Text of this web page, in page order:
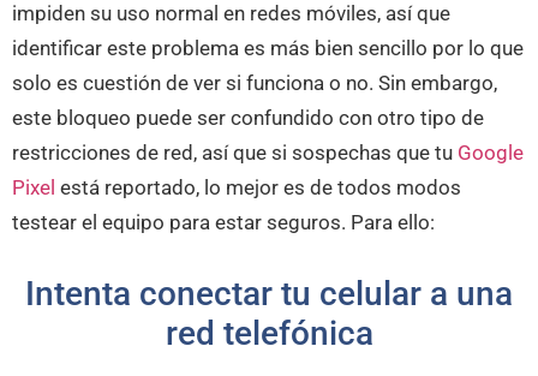
impiden su uso normal en redes móviles, así que
identificar este problema es más bien sencillo por lo que
solo es cuestión de ver si funciona o no. Sin embargo,
este bloqueo puede ser confundido con otro tipo de
restricciones de red, así que si sospechas que tu Google
Pixel está reportado, lo mejor es de todos modos
testear el equipo para estar seguros. Para ello:
Intenta conectar tu celular a una
red telefónica